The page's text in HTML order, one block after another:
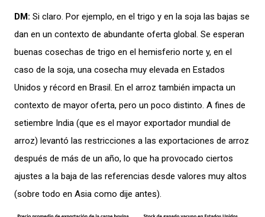
DM: Si claro. Por ejemplo, en el trigo y en la soja las bajas se
dan en un contexto de abundante oferta global. Se esperan
buenas cosechas de trigo en el hemisferio norte y, en el
caso de la soja, una cosecha muy elevada en Estados
Unidos y récord en Brasil. En el arroz también impacta un
contexto de mayor oferta, pero un poco distinto. A fines de
setiembre India (que es el mayor exportador mundial de
arroz) levantó las restricciones a las exportaciones de arroz
después de más de un año, lo que ha provocado ciertos
ajustes a la baja de las referencias desde valores muy altos
(sobre todo en Asia como dije antes).